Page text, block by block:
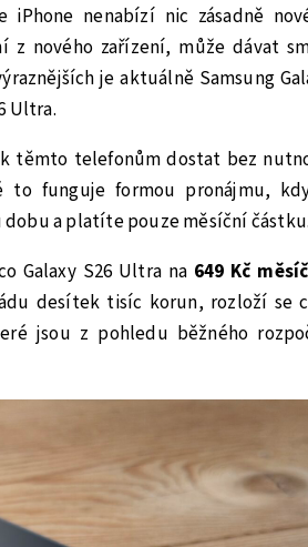
nenabízí nic zásadně
nového zařízení, může dávat
je aktuálně Samsung
Ultra.
těmto telefonům dostat bez
to funguje formou pronájmu,
a platíte pouze měsíční částku.
Galaxy S26 Ultra na 649 Kč
desítek tisíc korun, rozloží se
jsou z pohledu běžného